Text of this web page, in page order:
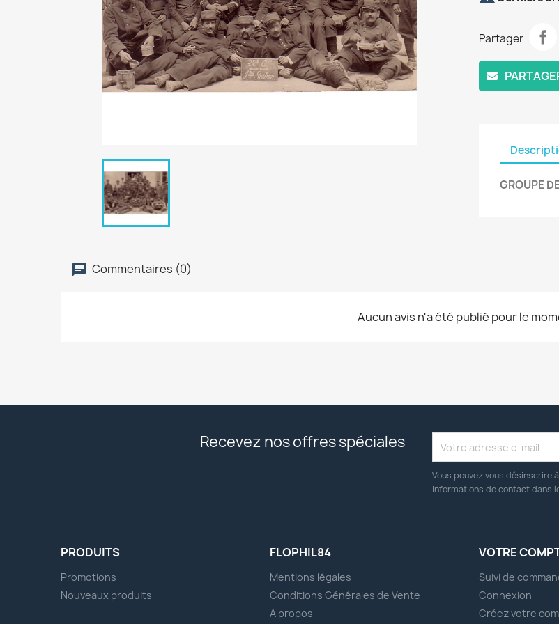
Partager
GROUPE
Commentaires (0)
Aucun avis n'a été publié pour le
Recevez nos offres spéciales
Vous pouvez vous désinscrire
informations de contact dans
PRODUITS
Promotions
Nouveaux produits
FLOPHIL84
Mentions légales
Conditions Générales de Vente
A propos
VOTRE
Suivi de
Connexion
Créez votre